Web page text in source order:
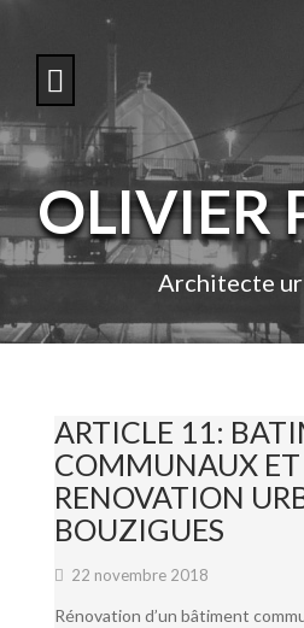
o
c
n
e
OLIVIER
Architecte
ARTICLE 11:
COMMUNAUX ET
RENOVATION
BOUZIGUES
22 novembre 2018
Rénovation d’un bâtiment